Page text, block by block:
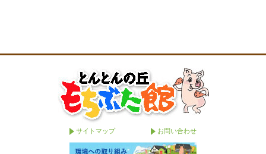
サイトマップ お問い合わせ